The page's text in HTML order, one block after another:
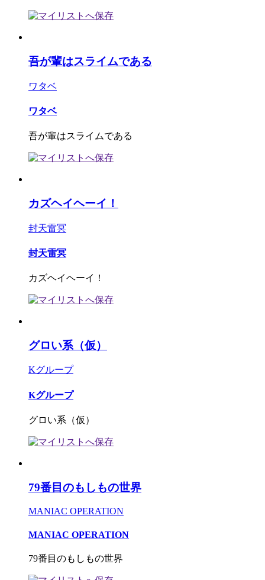
吾が輩はスライムである
ワタベ
ワタベ
吾が輩はスライムである
カズヘイヘーイ！
封天雷冥
封天雷冥
カズヘイヘーイ！
グロい系（仮）
Kグループ
Kグループ
グロい系（仮）
79番目のもしもの世界
MANIAC OPERATION
MANIAC OPERATION
79番目のもしもの世界